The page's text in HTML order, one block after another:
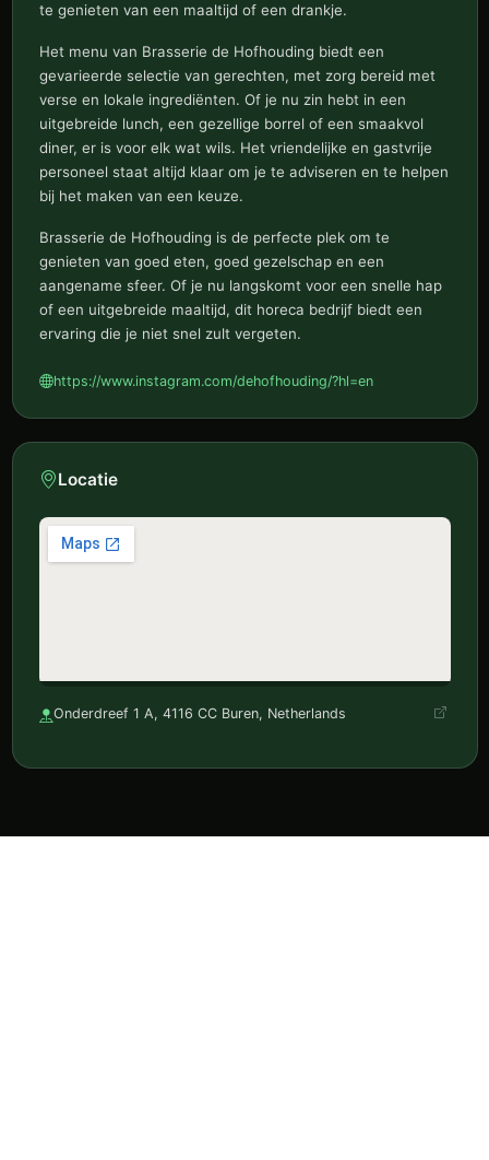
te genieten van een maaltijd of een drankje.
Het menu van Brasserie de Hofhouding biedt een
gevarieerde selectie van gerechten, met zorg bereid met
verse en lokale ingrediënten. Of je nu zin hebt in een
uitgebreide lunch, een gezellige borrel of een smaakvol
diner, er is voor elk wat wils. Het vriendelijke en gastvrije
personeel staat altijd klaar om je te adviseren en te helpen
bij het maken van een keuze.
Brasserie de Hofhouding is de perfecte plek om te
genieten van goed eten, goed gezelschap en een
aangename sfeer. Of je nu langskomt voor een snelle hap
of een uitgebreide maaltijd, dit horeca bedrijf biedt een
ervaring die je niet snel zult vergeten.
https://www.instagram.com/dehofhouding/?hl=en
Locatie
Onderdreef 1 A, 4116 CC Buren, Netherlands